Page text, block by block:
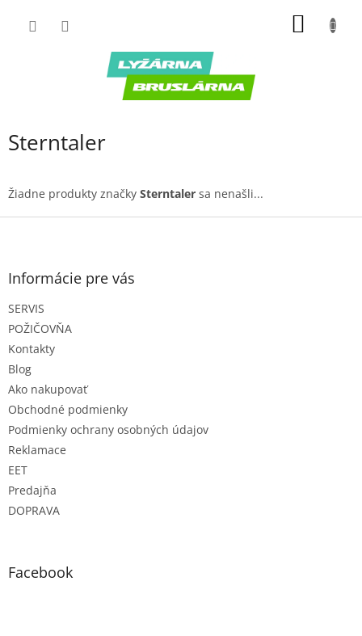
Sterntaler
Žiadne produkty značky Sterntaler sa nenašli...
Z
Informácie pre vás
SERVIS
POŽIČOVŇA
Kontakty
Blog
Ako nakupovať
Obchodné podmienky
Podmienky ochrany osobných údajov
Reklamace
EET
Predajňa
DOPRAVA
Facebook